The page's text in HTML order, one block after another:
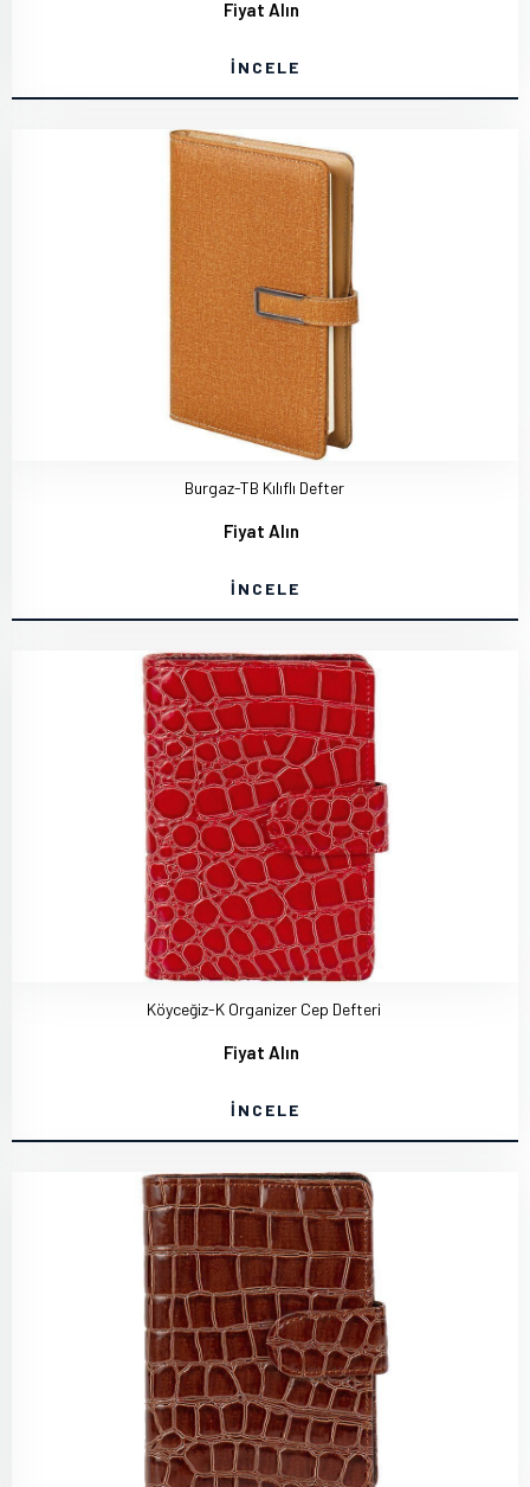
Fiyat Alın
İNCELE
Burgaz-TB Kılıflı Defter
Fiyat Alın
İNCELE
Köyceğiz-K Organizer Cep Defteri
Fiyat Alın
İNCELE